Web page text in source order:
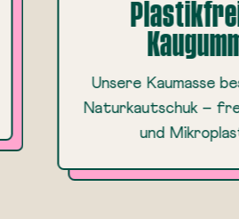
Unsere Kaumasse
Naturkautschuk –
und